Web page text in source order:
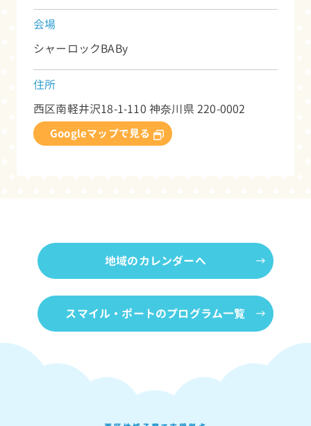
会場
シャーロックBABy
住所
西区南軽井沢18-1-110 神奈川県 220-0002
Googleマップで見る
地域のカレンダーへ
スマイル・ポートのプログラム一覧